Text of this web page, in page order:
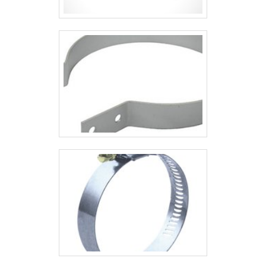
reconhecida por ser uma empresa
comprometida com seus serviços e
uma empresa responsável,
qualificações construídas por focar
suas ações no resultado final, tendo
escritório de alta qualidade onde são
realizadas as atividades e
equipamentos de última
geração. Esses fatores, somados a um
time com equipe multidisciplinar de
consultores associados e profissionais
qualificados, garantem o sucesso de
cada cliente de ponta a ponta.